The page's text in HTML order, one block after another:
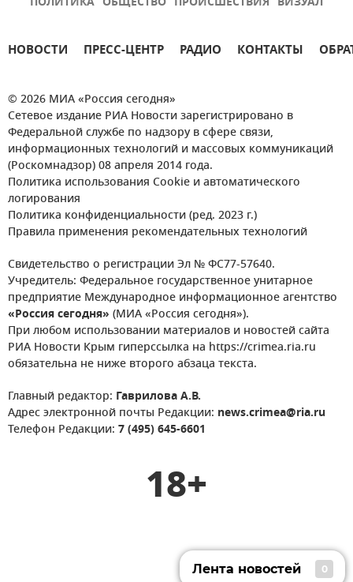
НОВОСТИ ПРЕСС-ЦЕНТР РАДИО КОНТАКТЫ
© 2026 МИА «Россия сегодня»
Сетевое издание РИА Новости зарегистрировано в
Федеральной службе по надзору в сфере связи,
информационных технологий и массовых коммуникаций
(Роскомнадзор) 08 апреля 2014 года.
Политика использования Cookie и автоматического
логирования
Политика конфиденциальности (ред. 2023 г.)
Правила применения рекомендательных технологий
Свидетельство о регистрации Эл № ФС77-57640.
Учредитель: Федеральное государственное унитарное
предприятие Международное информационное агентство
«Россия сегодня» (МИА «Россия сегодня»).
При любом использовании материалов и новостей сайта
РИА Новости Крым гиперссылка на https://crimea.ria.ru
обязательна не ниже второго абзаца текста.
Главный редактор: Гаврилова А.В.
Адрес электронной почты Редакции: news.crimea@ria.ru
Телефон Редакции: 7 (495) 645-6601
18+
Лента новостей 0